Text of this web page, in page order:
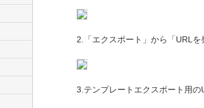
2.「エクスポート」から「URLを
3.テンプレートエクスポート用の